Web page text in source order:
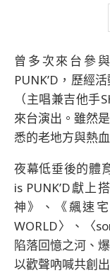
曾多次來台參
PUNK’D，歷經
（主唱兼吉他手
來台演出。雖然
悉的老地方與熱
夜幕低垂後的體
is PUNK’D獻上
神》、《飆速
WORLD〉、〈
陷落回憶之河、
以歡聲吶喊共創